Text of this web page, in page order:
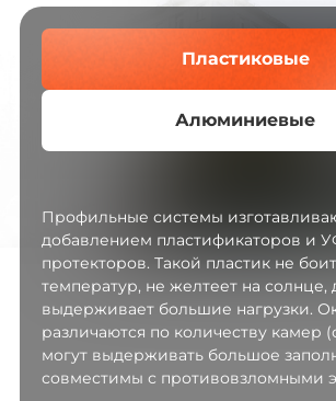
Пластиковые
Алюминиевые
Профильные системы
добавлением пластификаторов и
протекторов. Такой пластик не
температур, не желтеет на солнце,
выдерживает большие нагрузки.
различаются по количеству камер
могут выдерживать большое
совместимы с противовзломными